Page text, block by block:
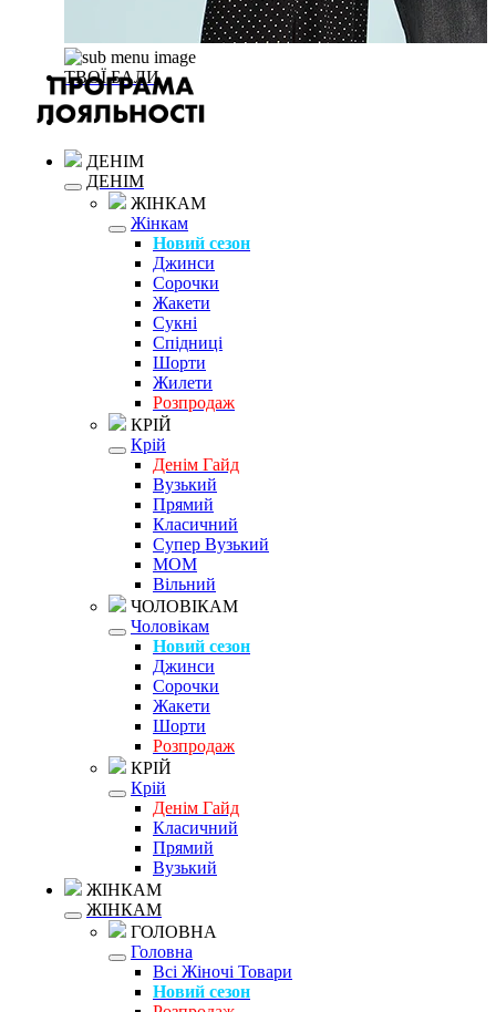
ТВОЇ БАЛИ
ДЕНІМ
ДЕНІМ
ЖІНКАМ
Жінкам
Новий сезон
Джинси
Сорочки
Жакети
Сукні
Спідниці
Шорти
Жилети
Розпродаж
КРІЙ
Крій
Денім Гайд
Вузький
Прямий
Класичний
Супер Вузький
MOM
Вільний
ЧОЛОВІКАМ
Чоловікам
Новий сезон
Джинси
Сорочки
Жакети
Шорти
Розпродаж
КРІЙ
Крій
Денім Гайд
Класичний
Прямий
Вузький
ЖІНКАМ
ЖІНКАМ
ГОЛОВНА
Головна
Всі Жіночі Товари
Новий сезон